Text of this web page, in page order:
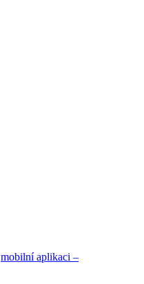
mobilní aplikaci –